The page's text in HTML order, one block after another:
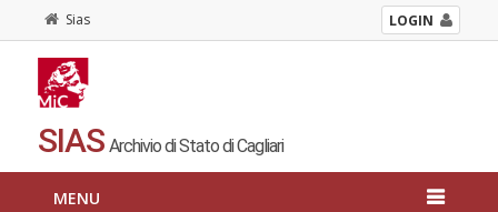
Sias LOGIN
SIAS Archivio di Stato di Cagliari
MENU